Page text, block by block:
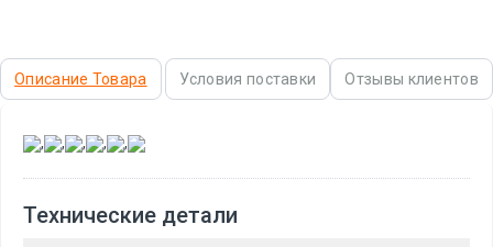
Описание Товара Условия поставки Отзывы клиентов
, , , , ,
Технические детали